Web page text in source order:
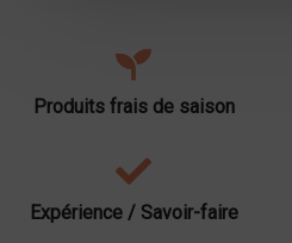
Produits frais de saison
Expérience / Savoir-faire